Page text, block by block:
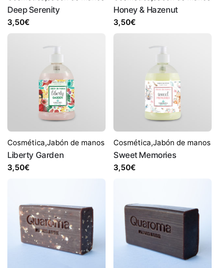
Deep Serenity
3,50€
Honey & Hazenut
3,50€
Cosmética,Jabón de manos
Liberty Garden
3,50€
Cosmética,Jabón de manos
Sweet Memories
3,50€